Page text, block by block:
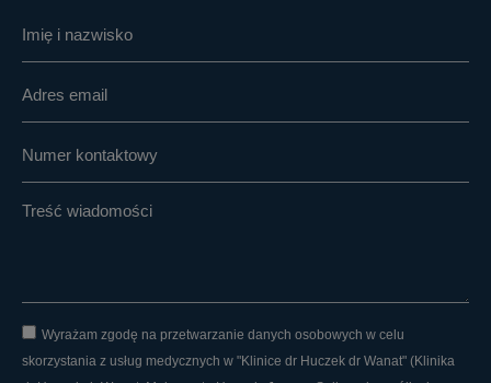
Wyrażam zgodę na przetwarzanie danych osobowych w celu
skorzystania z usług medycznych w "Klinice dr Huczek dr Wanat" (Klinika